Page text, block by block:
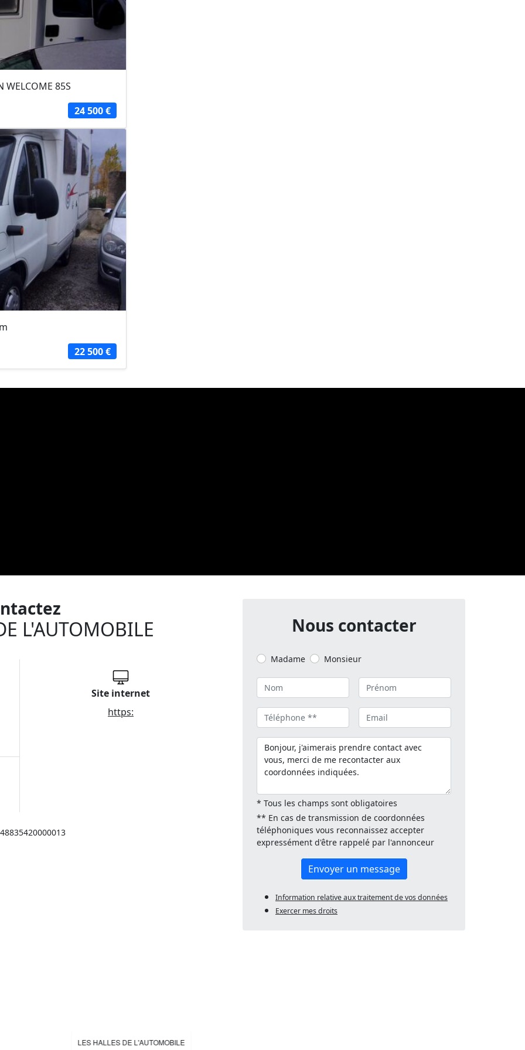
WELCOME 85S
24 500 €
22 500 €
L'AUTOMOBILE
Site internet
https:
Nous contacter
Madame Monsieur
* Tous les champs sont obligatoires
** En cas de transmission de coordonnées
téléphoniques vous reconnaissez accepter
expressément d'être rappelé par l'annonceur
Envoyer un message
Information relative aux traitement de vos données
Exercer mes droits
LES HALLES DE L'AUTOMOBILE